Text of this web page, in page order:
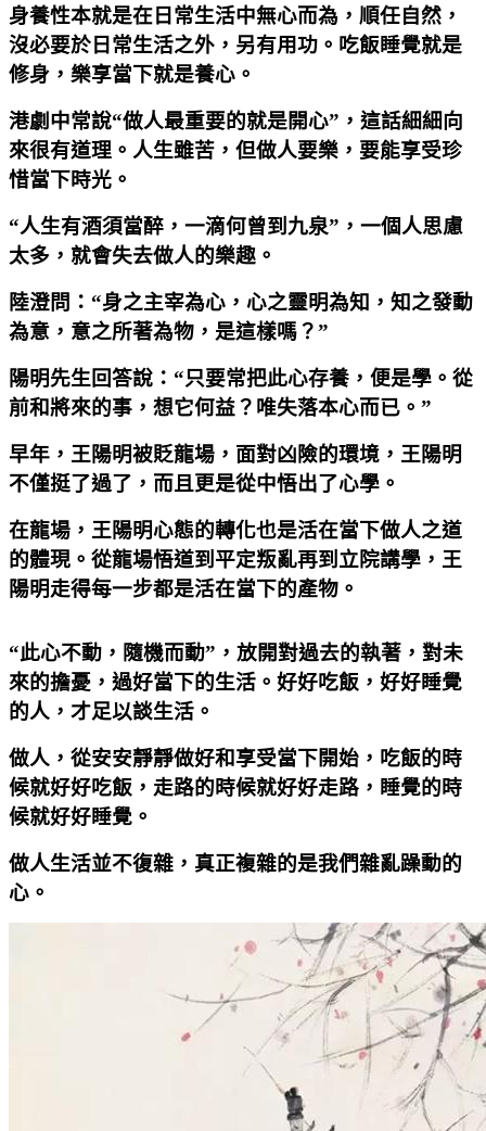
身養性本就是在日常生活中無心而為，順任自然，
沒必要於日常生活之外，另有用功。吃飯睡覺就是
修身，樂享當下就是養心。
港劇中常說“做人最重要的就是開心”，這話細細向
來很有道理。人生雖苦，但做人要樂，要能享受珍
惜當下時光。
“人生有酒須當醉，一滴何曾到九泉”，一個人思慮
太多，就會失去做人的樂趣。
陸澄問：“身之主宰為心，心之靈明為知，知之發動
為意，意之所著為物，是這樣嗎？”
陽明先生回答說：“只要常把此心存養，便是學。從
前和將來的事，想它何益？唯失落本心而已。”
早年，王陽明被貶龍場，面對凶險的環境，王陽明
不僅挺了過了，而且更是從中悟出了心學。
在龍場，王陽明心態的轉化也是活在當下做人之道
的體現。從龍場悟道到平定叛亂再到立院講學，王
陽明走得每一步都是活在當下的產物。
“此心不動，隨機而動”，放開對過去的執著，對未
來的擔憂，過好當下的生活。好好吃飯，好好睡覺
的人，才足以談生活。
做人，從安安靜靜做好和享受當下開始，吃飯的時
候就好好吃飯，走路的時候就好好走路，睡覺的時
候就好好睡覺。
做人生活並不復雜，真正複雜的是我們雜亂躁動的
心。